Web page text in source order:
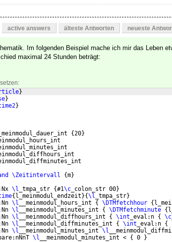
active answers älteste Antworten neueste
Im folgenden Beispiel mache ich mir das Leben
maximal 24 Stunden beträgt:
}
}
}
_meinmodul_dauer_int {20}
\Zeitintervall {m}
\l _tmpa_str {#1\c _colon_str 00}
{ l_meinmodul_endzeit }{\l _tmpa_str}
\l __meinmodul_hours_int { \DTMfetchhour {
\l __meinmodul_minutes_int { \DTMfetchminute {
\l __meinmodul_diffhours_int { \int _eval:n { \c
\l __meinmodul_diffminutes_int { \int _eval:n {
\l __meinmodul_minutes_int \l
\l __meinmodul_minutes_int < { 0
}